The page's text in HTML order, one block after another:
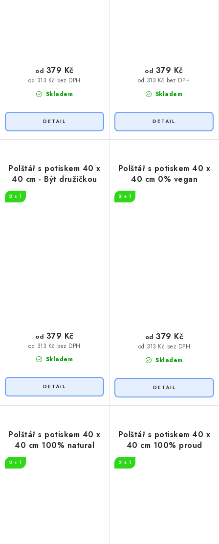
Skladem
od 313 Kč bez DPH
od 379 Kč
Skladem
od 313 Kč bez DPH
od 379 Kč
Polštář s potiskem 40 x
40 cm - Být družičkou
2 + 1
Skladem
od 313 Kč bez DPH
od 379 Kč
Polštář s potiskem 40 x
40 cm 0% vegan
2 + 1
Skladem
od 313 Kč bez DPH
od 379 Kč
Polštář s potiskem 40 x
40 cm 100% natural
2 + 1
Polštář s potiskem 40 x
40 cm 100% proud
2 + 1